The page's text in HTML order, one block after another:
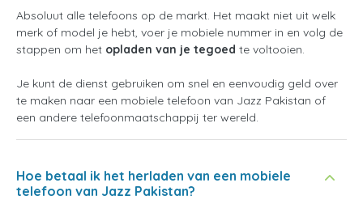
Absoluut alle telefoons op de markt. Het maakt niet uit welk
merk of model je hebt, voer je mobiele nummer in en volg de
stappen om het opladen van je tegoed te voltooien.
Je kunt de dienst gebruiken om snel en eenvoudig geld over
te maken naar een mobiele telefoon van Jazz Pakistan of
een andere telefoonmaatschappij ter wereld.
Hoe betaal ik het herladen van een mobiele
telefoon van Jazz Pakistan?